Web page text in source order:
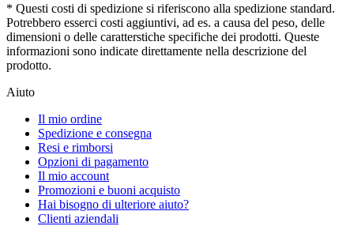
* Questi costi di spedizione si riferiscono alla spedizione standard.
Potrebbero esserci costi aggiuntivi, ad es. a causa del peso, delle
dimensioni o delle caratterstiche specifiche dei prodotti. Queste
informazioni sono indicate direttamente nella descrizione del
prodotto.
Aiuto
Il mio ordine
Spedizione e consegna
Resi e rimborsi
Opzioni di pagamento
Il mio account
Promozioni e buoni acquisto
Hai bisogno di ulteriore aiuto?
Clienti aziendali